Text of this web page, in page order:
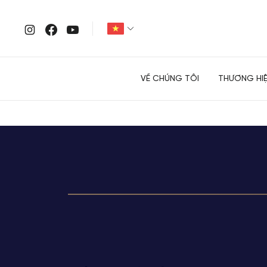
VỀ CHÚNG TÔI THƯƠNG